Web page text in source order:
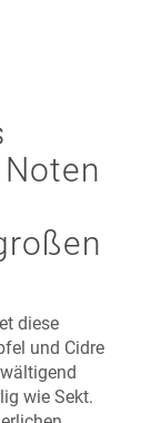
diese
und Cidre
wie Sekt.